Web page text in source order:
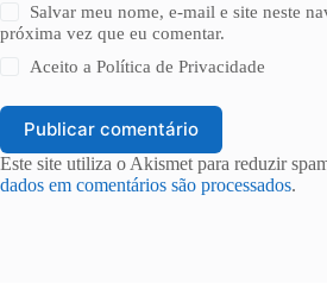
Salvar meu nome, e-mail e site neste
próxima vez que eu comentar.
Aceito aPolítica de Privacidade
Publicar comentário
Este site utiliza o Akismet para reduzir
dados em comentários são processados.